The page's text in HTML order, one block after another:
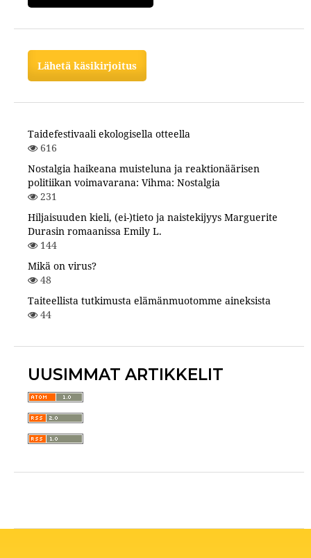
Lähetä käsikirjoitus
Taidefestivaali ekologisella otteella
616
Nostalgia haikeana muisteluna ja reaktionäärisen
politiikan voimavarana: Vihma: Nostalgia
231
Hiljaisuuden kieli, (ei-)tieto ja naistekijyys Marguerite
Durasin romaanissa Emily L.
144
Mikä on virus?
48
Taiteellista tutkimusta elämänmuotomme aineksista
44
UUSIMMAT ARTIKKELIT